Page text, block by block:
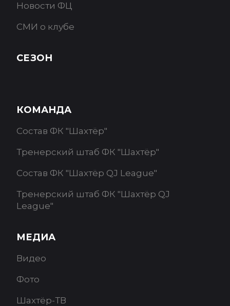
Новости ФЦ
СМИ о клубе
СЕЗОН
КОМАНДА
Состав ФК "Шахтёр"
Тренерский штаб ФК "Шахтёр"
Состав ФК "Шахтёр QJ League"
Тренерский штаб ФК "Шахтёр QJ
League"
МЕДИА
Видео
Фото
Шахтёр-ТВ